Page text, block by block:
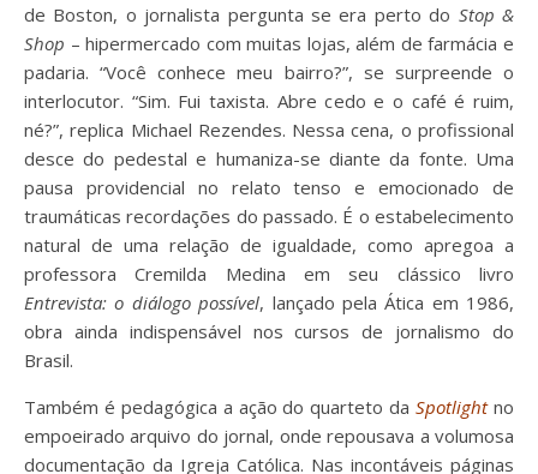
de Boston, o jornalista pergunta se era perto do Stop &
Shop – hipermercado com muitas lojas, além de farmácia e
padaria. “Você conhece meu bairro?”, se surpreende o
interlocutor. “Sim. Fui taxista. Abre cedo e o café é ruim,
né?”, replica Michael Rezendes. Nessa cena, o profissional
desce do pedestal e humaniza-se diante da fonte. Uma
pausa providencial no relato tenso e emocionado de
traumáticas recordações do passado. É o estabelecimento
natural de uma relação de igualdade, como apregoa a
professora Cremilda Medina em seu clássico livro
Entrevista: o diálogo possível, lançado pela Ática em 1986,
obra ainda indispensável nos cursos de jornalismo do
Brasil.
Também é pedagógica a ação do quarteto daSpotlight no
empoeirado arquivo do jornal, onde repousava a volumosa
documentação da Igreja Católica. Nas incontáveis páginas